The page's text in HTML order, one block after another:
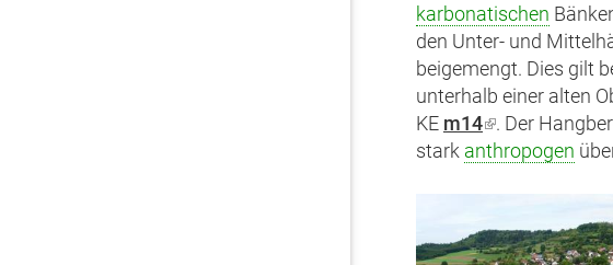
karbonatischen
den Unter- und
beigemengt. Dies gilt
unterhalb einer alten
KE m14(Link
ist
. Der
stark anthropogen